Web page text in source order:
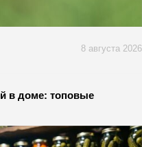
8 августа 2026
в доме: топовые